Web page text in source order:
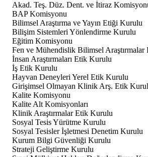
Akad. Teş. Düz. Dent. ve İtiraz
BAP Komisyonu
Bilimsel Araştırma ve Yayın Etiği Kurulu
Bilişim Sistemleri Yönlendirme Kurulu
Eğitim Komisyonu
Fen ve Mühendislik Bilimsel
İnsan Araştırmaları Etik Kurulu
İş Etik Kurulu
Hayvan Deneyleri Yerel Etik Kurulu
Girişimsel Olmayan Klinik Arş. Etik
Kalite Komisyonu
Kalite Alt Komisyonları
Klinik Araştırmalar Etik Kurulu
Sosyal Tesis Yürütme Kurulu
Sosyal Tesisler İşletmesi Denetim Kurulu
Kurum Bilgi Güvenliği Kurulu
Strateji Geliştirme Kurulu